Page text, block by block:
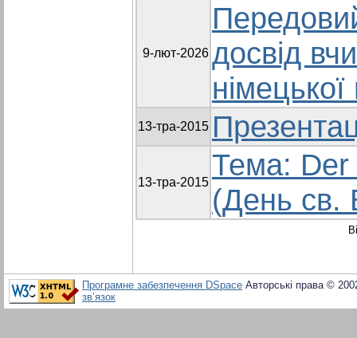
9-лют-2026 досвід
13-тра-2015
13-тра-2015
Тема: Der
(День св.
Програмне забезпечення DSpace Авторські права ©
зв’язок